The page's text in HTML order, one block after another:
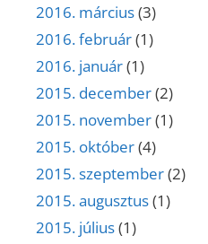
2016. március(3)
2016. február(1)
2016. január(1)
2015. december(2)
2015. november(1)
2015. október(4)
2015. szeptember(2)
2015. augusztus(1)
2015. július(1)